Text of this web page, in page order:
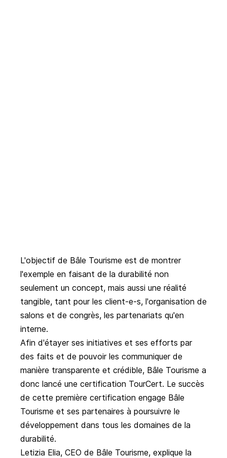
L'objectif de Bâle Tourisme est de montrer
l'exemple en faisant de la durabilité non
seulement un concept, mais aussi une réalité
tangible, tant pour les client-e-s, l'organisation de
salons et de congrès, les partenariats qu'en
interne.
Afin d'étayer ses initiatives et ses efforts par
des faits et de pouvoir les communiquer de
manière transparente et crédible, Bâle Tourisme a
donc lancé une certification TourCert. Le succès
de cette première certification engage Bâle
Tourisme et ses partenaires à poursuivre le
développement dans tous les domaines de la
durabilité.
Letizia Elia, CEO de Bâle Tourisme, explique la